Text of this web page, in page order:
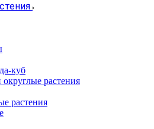
куб
растения
растения